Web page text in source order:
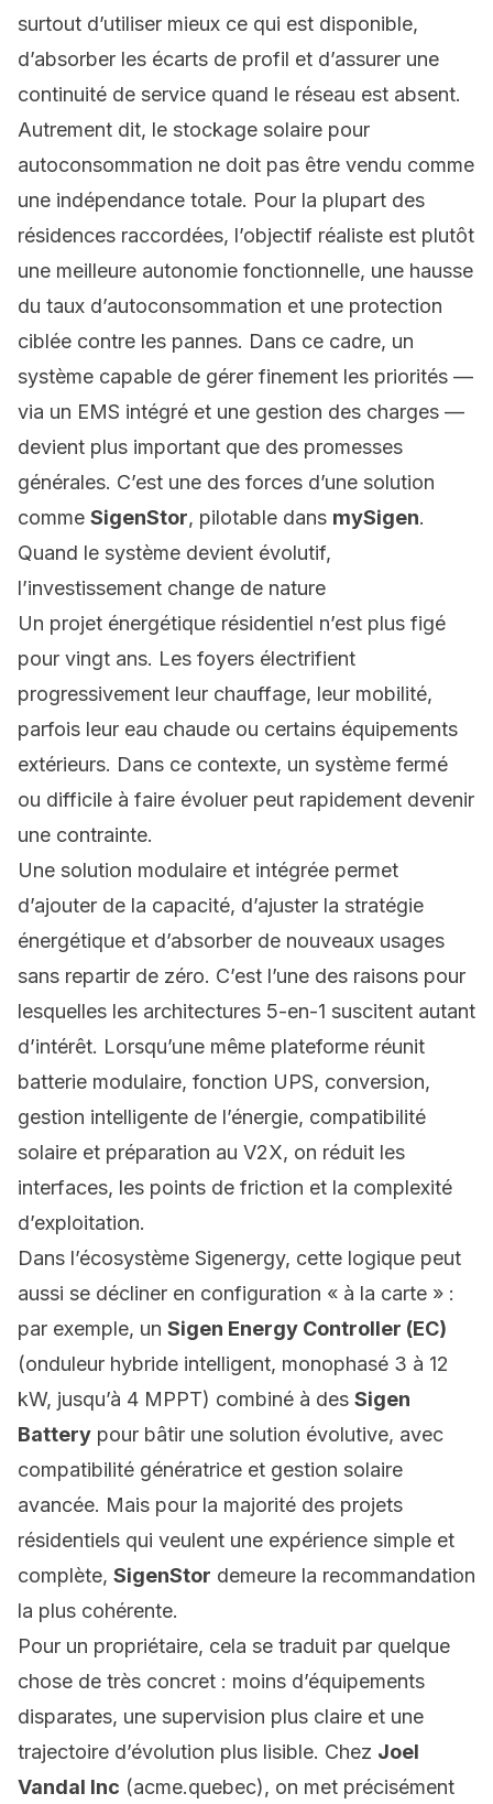
surtout d’utiliser mieux ce qui est disponible,
d’absorber les écarts de profil et d’assurer une
continuité de service quand le réseau est absent.
Autrement dit, le stockage solaire pour
autoconsommation ne doit pas être vendu comme
une indépendance totale. Pour la plupart des
résidences raccordées, l’objectif réaliste est plutôt
une meilleure autonomie fonctionnelle, une hausse
du taux d’autoconsommation et une protection
ciblée contre les pannes. Dans ce cadre, un
système capable de gérer finement les priorités —
via un EMS intégré et une gestion des charges —
devient plus important que des promesses
générales. C’est une des forces d’une solution
comme SigenStor, pilotable dans mySigen.
Quand le système devient évolutif,
l’investissement change de nature
Un projet énergétique résidentiel n’est plus figé
pour vingt ans. Les foyers électrifient
progressivement leur chauffage, leur mobilité,
parfois leur eau chaude ou certains équipements
extérieurs. Dans ce contexte, un système fermé
ou difficile à faire évoluer peut rapidement devenir
une contrainte.
Une solution modulaire et intégrée permet
d’ajouter de la capacité, d’ajuster la stratégie
énergétique et d’absorber de nouveaux usages
sans repartir de zéro. C’est l’une des raisons pour
lesquelles les architectures 5-en-1 suscitent autant
d’intérêt. Lorsqu’une même plateforme réunit
batterie modulaire, fonction UPS, conversion,
gestion intelligente de l’énergie, compatibilité
solaire et préparation au V2X, on réduit les
interfaces, les points de friction et la complexité
d’exploitation.
Dans l’écosystème Sigenergy, cette logique peut
aussi se décliner en configuration « à la carte » :
par exemple, un Sigen Energy Controller (EC)
(onduleur hybride intelligent, monophasé 3 à 12
kW, jusqu’à 4 MPPT) combiné à des Sigen
Battery pour bâtir une solution évolutive, avec
compatibilité génératrice et gestion solaire
avancée. Mais pour la majorité des projets
résidentiels qui veulent une expérience simple et
complète, SigenStor demeure la recommandation
la plus cohérente.
Pour un propriétaire, cela se traduit par quelque
chose de très concret : moins d’équipements
disparates, une supervision plus claire et une
trajectoire d’évolution plus lisible. Chez Joel
Vandal Inc (acme.quebec), on met précisément